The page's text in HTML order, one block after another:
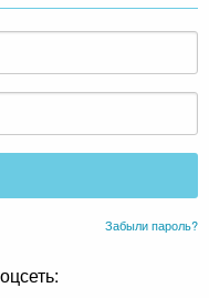
Забыли пароль?